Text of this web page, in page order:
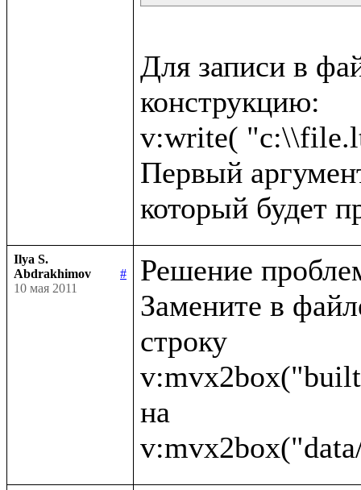
Для записи в
конструкцию:
v:write(
Первый
Ilya S.
Abdrakhimov
#
10 мая 2011
Решение
Замените в
строку
на